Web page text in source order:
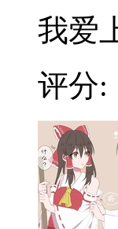
我爱
评分: